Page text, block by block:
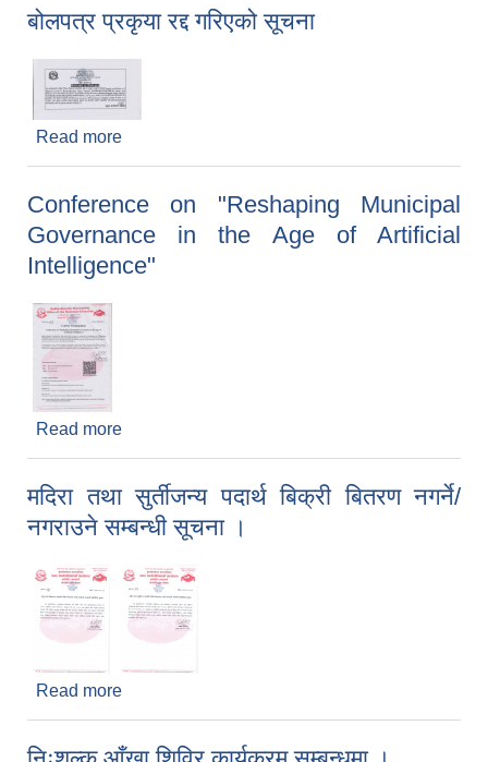
बोलपत्र प्रकृया रद्द गरिएको सूचना
Read more
Conference on "Reshaping Municipal
Governance in the Age of Artificial
Intelligence"
Read more
मदिरा तथा सुर्तीजन्य पदार्थ बिक्री बितरण नगर्ने/
नगराउने सम्बन्धी सूचना ।
Read more